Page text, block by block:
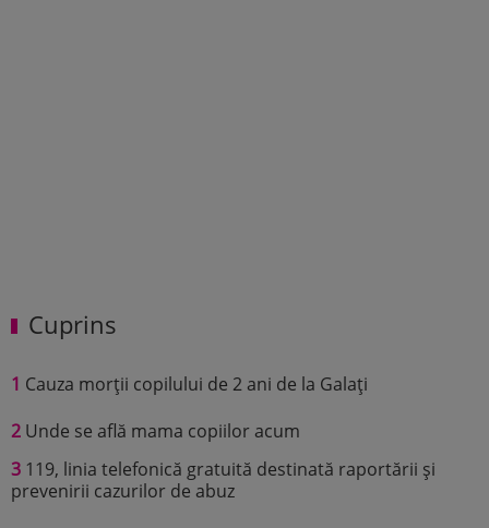
Cuprins
1 Cauza morții copilului de 2 ani de la Galați
2 Unde se află mama copiilor acum
3 119, linia telefonică gratuită destinată raportării și
prevenirii cazurilor de abuz